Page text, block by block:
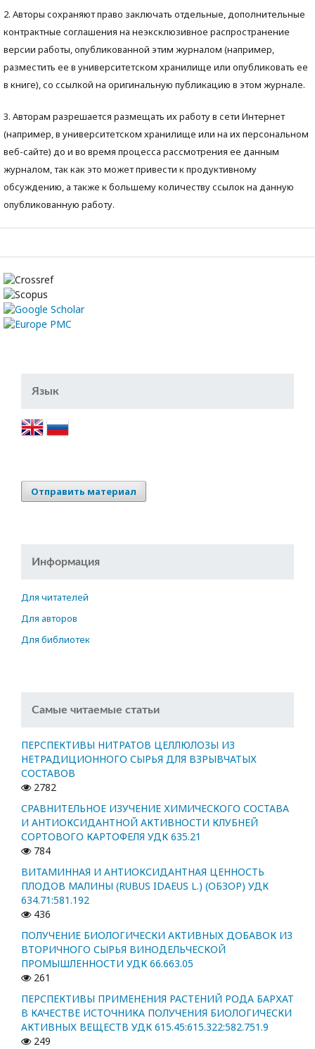
2. Авторы сохраняют право заключать отдельные, дополнительные
контрактные соглашения на неэксклюзивное распространение
версии работы, опубликованной этим журналом (например,
разместить ее в университетском хранилище или опубликовать ее
в книге), со ссылкой на оригинальную публикацию в этом журнале.
3. Авторам разрешается размещать их работу в сети Интернет
(например, в университетском хранилище или на их персональном
веб-сайте) до и во время процесса рассмотрения ее данным
журналом, так как это может привести к продуктивному
обсуждению, а также к большему количеству ссылок на данную
опубликованную работу.
Язык
Отправить материал
Информация
Для читателей
Для авторов
Для библиотек
Самые читаемые статьи
ПЕРСПЕКТИВЫ НИТРАТОВ ЦЕЛЛЮЛОЗЫ ИЗ
НЕТРАДИЦИОННОГО СЫРЬЯ ДЛЯ ВЗРЫВЧАТЫХ
СОСТАВОВ
2782
СРАВНИТЕЛЬНОЕ ИЗУЧЕНИЕ ХИМИЧЕСКОГО СОСТАВА
И АНТИОКСИДАНТНОЙ АКТИВНОСТИ КЛУБНЕЙ
СОРТОВОГО КАРТОФЕЛЯ УДК 635.21
784
ВИТАМИННАЯ И АНТИОКСИДАНТНАЯ ЦЕННОСТЬ
ПЛОДОВ МАЛИНЫ (RUBUS IDAEUS L.) (ОБЗОР) УДК
634.71:581.192
436
ПОЛУЧЕНИЕ БИОЛОГИЧЕСКИ АКТИВНЫХ ДОБАВОК ИЗ
ВТОРИЧНОГО СЫРЬЯ ВИНОДЕЛЬЧЕСКОЙ
ПРОМЫШЛЕННОСТИ УДК 66.663.05
261
ПЕРСПЕКТИВЫ ПРИМЕНЕНИЯ РАСТЕНИЙ РОДА БАРХАТ
В КАЧЕСТВЕ ИСТОЧНИКА ПОЛУЧЕНИЯ БИОЛОГИЧЕСКИ
АКТИВНЫХ ВЕЩЕСТВ УДК 615.45:615.322:582.751.9
249